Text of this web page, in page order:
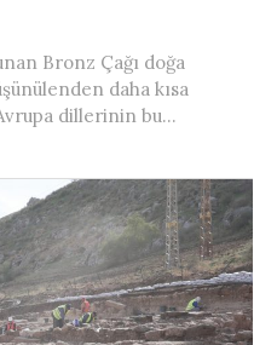
Bronz Çağı doğa
daha kısa
dillerinin bu...